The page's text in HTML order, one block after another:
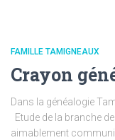
FAMILLE TAMIGNEAUX
Crayon
Dans la généalogie
Etude de la branche
aimablement